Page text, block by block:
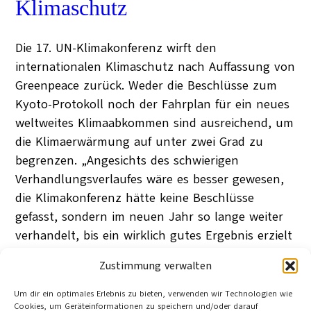
Zustimmung verwalten
Um dir ein optimales Erlebnis zu bieten, verwenden wir Technologien wie
Cookies, um Geräteinformationen zu speichern und/oder darauf
Klimaschutz
Die 17. UN-Klimakonferenz wirft den
internationalen Klimaschutz nach Auffassung von
Greenpeace zurück. Weder die Beschlüsse zum
Kyoto-Protokoll noch der Fahrplan für ein neues
weltweites Klimaabkommen sind ausreichend, um
die Klimaerwärmung auf unter zwei Grad zu
begrenzen. „Angesichts des schwierigen
Verhandlungsverlaufes wäre es besser gewesen,
die Klimakonferenz hätte keine Beschlüsse
gefasst, sondern im neuen Jahr so lange weiter
verhandelt, bis ein wirklich gutes Ergebnis erzielt
Internationale Klimapolitik von Greenpeace. Er
hat die zweiwöchigen Verhandlungen als